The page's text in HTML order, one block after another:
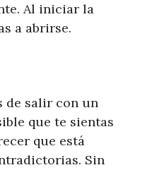
Al iniciar la
a abrirse.
de salir con un
que te sientas
que está
Sin